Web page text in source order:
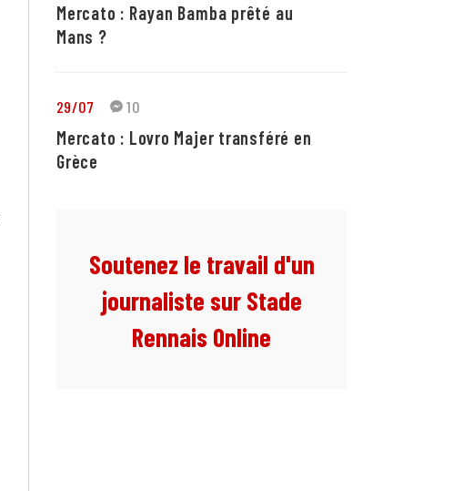
Mercato : Rayan Bamba prêté au
Mans ?
29/07 10
Mercato : Lovro Majer transféré en
Grèce
Soutenez le travail d'un
journaliste sur Stade
Rennais Online